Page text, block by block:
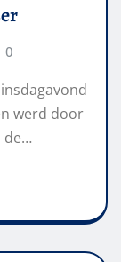
0
werd door
de…